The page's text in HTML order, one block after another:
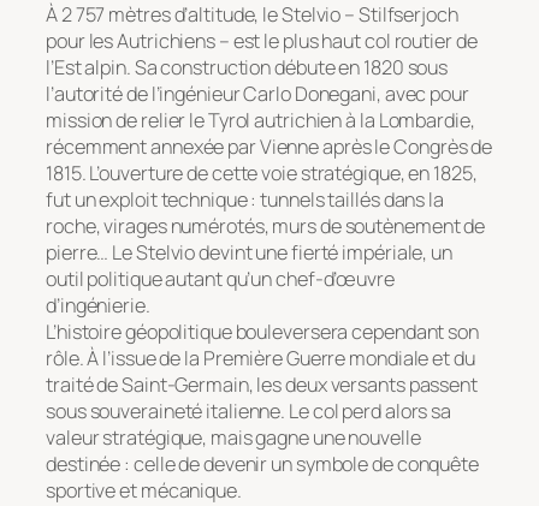
À 2 757 mètres d’altitude, le Stelvio – Stilfserjoch
pour les Autrichiens – est le plus haut col routier de
l’Est alpin. Sa construction débute en 1820 sous
l’autorité de l’ingénieur Carlo Donegani, avec pour
mission de relier le Tyrol autrichien à la Lombardie,
récemment annexée par Vienne après le Congrès de
1815. L’ouverture de cette voie stratégique, en 1825,
fut un exploit technique : tunnels taillés dans la
roche, virages numérotés, murs de soutènement de
pierre… Le Stelvio devint une fierté impériale, un
outil politique autant qu’un chef-d’œuvre
d’ingénierie.
L’histoire géopolitique bouleversera cependant son
rôle. À l’issue de la Première Guerre mondiale et du
traité de Saint-Germain, les deux versants passent
sous souveraineté italienne. Le col perd alors sa
valeur stratégique, mais gagne une nouvelle
destinée : celle de devenir un symbole de conquête
sportive et mécanique.